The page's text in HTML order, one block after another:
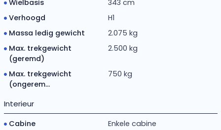
Wielbasis
343 cm
Verhoogd
H1
Massa ledig gewicht
2.075 kg
Max. trekgewicht
(geremd)
2.500 kg
Max. trekgewicht
(ongerem...
750 kg
Interieur
Cabine
Enkele cabine